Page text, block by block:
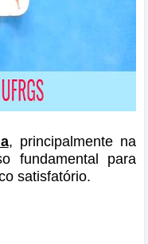
, principalmente na
fundamental para
satisfatório.